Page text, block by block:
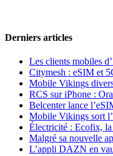
Derniers articles
Les clients mobiles
Citymesh : eSIM et
Mobile Vikings
RCS sur iPhone :
Belcenter lance
Mobile Vikings sort
Électricité : Ecofix,
Malgré sa nouvelle
L’appli DAZN en